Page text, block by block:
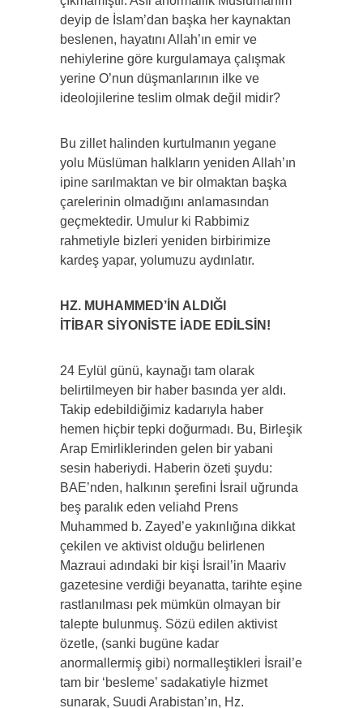
deyip de İslam’dan başka her kaynaktan
beslenen, hayatını Allah’ın emir ve
nehiylerine göre kurgulamaya çalışmak
yerine O’nun düşmanlarının ilke ve
ideolojilerine teslim olmak değil midir?
Bu zillet halinden kurtulmanın yegane
yolu Müslüman halkların yeniden Allah’ın
ipine sarılmaktan ve bir olmaktan başka
çarelerinin olmadığını anlamasından
geçmektedir. Umulur ki Rabbimiz
rahmetiyle bizleri yeniden birbirimize
kardeş yapar, yolumuzu aydınlatır.
HZ. MUHAMMED’İN ALDIĞI
İTİBAR SİYONİSTE İADE EDİLSİN!
24 Eylül günü, kaynağı tam olarak
belirtilmeyen bir haber basında yer aldı.
Takip edebildiğimiz kadarıyla haber
hemen hiçbir tepki doğurmadı. Bu, Birleşik
Arap Emirliklerinden gelen bir yabani
sesin haberiydi. Haberin özeti şuydu:
BAE’nden, halkının şerefini İsrail uğrunda
beş paralık eden veliahd Prens
Muhammed b. Zayed’e yakınlığına dikkat
çekilen ve aktivist olduğu belirlenen
Mazraui adındaki bir kişi İsrail’in Maariv
gazetesine verdiği beyanatta, tarihte eşine
rastlanılması pek mümkün olmayan bir
talepte bulunmuş. Sözü edilen aktivist
özetle, (sanki bugüne kadar
anormallermiş gibi) normalleştikleri İsrail’e
tam bir ‘besleme’ sadakatiyle hizmet
sunarak, Suudi Arabistan’ın, Hz.